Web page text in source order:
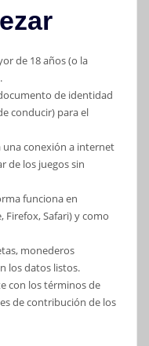
de 18 años (o la
de identidad
conducir) para el
una conexión a internet
de los juegos sin
funciona en
Firefox, Safari) y como
monederos
los datos listos.
con los términos de
de contribución de los